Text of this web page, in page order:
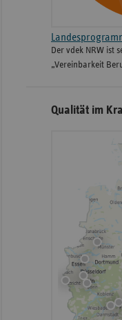
Der vdek NRW ist
„Vereinbarkeit
Qualität im